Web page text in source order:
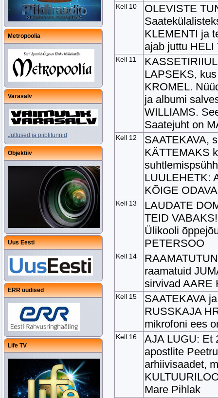
Metropoolia
Varasalv
Jutlused ja piiblitunnid
Objektiiv
Uus Eesti
ERR uudised
Life TV
Kell 10
OLEVISTE
KLEMENTI ja
ajab juttu HELI
Kell 11
LAPSEKS,
KROMEL.
ja albumi
WILLIAMS.
Saatejuht on
Kell 12
SAATEKAVA,
KÄTTEMAKS
LUULEHETK:
KÕIGE
Kell 13
LAUDATE
TEID
Ülikooli
PETERSOO
Kell 14
raamatuid
sirvivad AARE
Kell 15
SAATEKAVA
RUSSKAJA
mikrofoni ees
Kell 16
AJA LUGU: Et
apostlite
arhiivisaadet,
Mare Pihlak